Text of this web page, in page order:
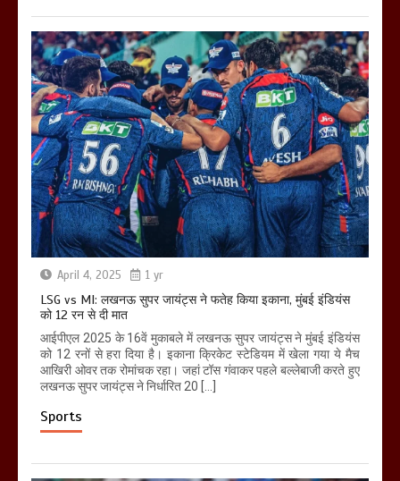
April 4, 2025 1 yr
LSG vs MI: लखनऊ सुपर जायंट्स ने फतेह किया इकाना, मुंबई इंडियंस
को 12 रन से दी मात
आईपीएल 2025 के 16वें मुकाबले में लखनऊ सुपर जायंट्स ने मुंबई इंडियंस
को 12 रनों से हरा दिया है। इकाना क्रिकेट स्टेडियम में खेला गया ये मैच
आखिरी ओवर तक रोमांचक रहा। जहां टॉस गंवाकर पहले बल्लेबाजी करते हुए
लखनऊ सुपर जायंट्स ने निर्धारित 20 […]
Sports